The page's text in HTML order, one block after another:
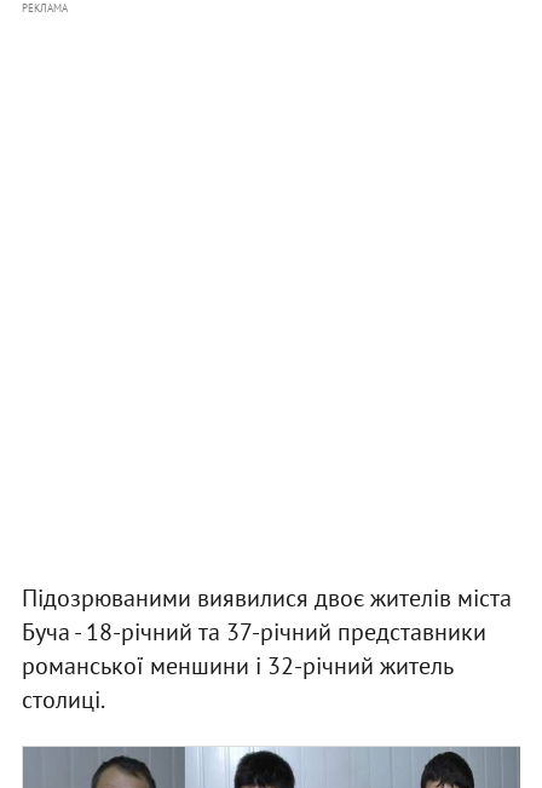
РЕКЛАМА
Підозрюваними виявилися двоє жителів міста
Буча - 18-річний та 37-річний представники
романської меншини і 32-річний житель
столиці.